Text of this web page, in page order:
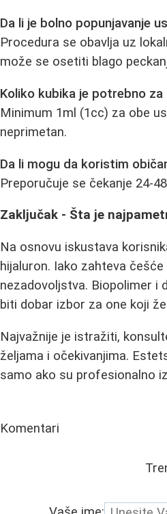
Da li je bolno popunjavanje
Procedura se obavlja uz
može se osetiti blago
Koliko kubika je potrebno
Minimum 1ml (1cc) za obe
neprimetan.
Da li mogu da koristim
Preporučuje se čekanje 24-
Zaključak - Šta je
Na osnovu iskustava
hijaluron. Iako zahteva
nezadovoljstva. Biopolimer i
biti dobar izbor za one koji
Najvažnije je istražiti,
željama i očekivanjima.
samo ako su profesionalno
Komentari